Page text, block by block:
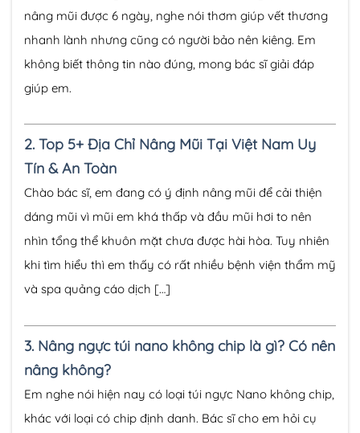
nâng mũi được 6 ngày, nghe nói thơm giúp vết thương
nhanh lành nhưng cũng có người bảo nên kiêng. Em
không biết thông tin nào đúng, mong bác sĩ giải đáp
giúp em.
2. Top 5+ Địa Chỉ Nâng Mũi Tại Việt Nam Uy
Tín & An Toàn
Chào bác sĩ, em đang có ý định nâng mũi để cải thiện
dáng mũi vì mũi em khá thấp và đầu mũi hơi to nên
nhìn tổng thể khuôn mặt chưa được hài hòa. Tuy nhiên
khi tìm hiểu thì em thấy có rất nhiều bệnh viện thẩm mỹ
và spa quảng cáo dịch […]
3. Nâng ngực túi nano không chip là gì? Có nên
nâng không?
Em nghe nói hiện nay có loại túi ngực Nano không chip,
khác với loại có chip định danh. Bác sĩ cho em hỏi cụ